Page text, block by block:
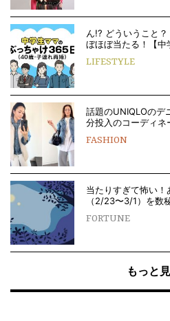
ん!? どういうこと
ぼほぼ当たる！【
LIFESTYLE
話題のUNIQLOのデ
分投入のコーディネ
FASHION
当たりすぎて怖い
（2/23〜3/1）を数
FORTUNE
もっと